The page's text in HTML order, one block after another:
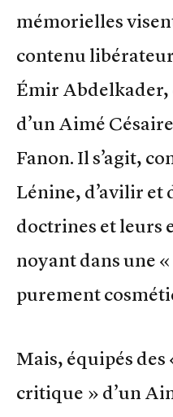
mémorielles
contenu
Émir Abdelkader,
d’un Aimé
Fanon. Il s’agit,
Lénine, d’avilir et
doctrines et leurs
noyant dans une
purement
Mais, équipés des
critique » d’un